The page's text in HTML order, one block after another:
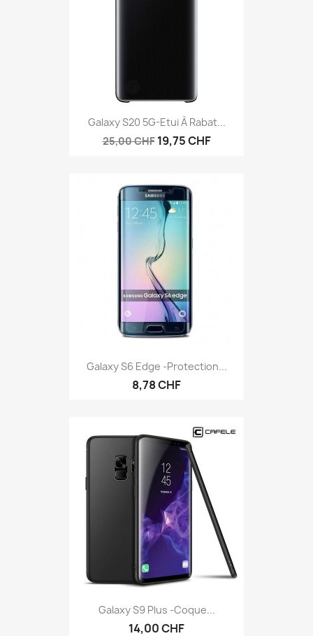
Galaxy S20 5G-Etui À Rabat...
25,00 CHF 19,75 CHF
Galaxy S6 Edge -protection...
8,78 CHF
Galaxy S9 Plus -coque...
14,00 CHF